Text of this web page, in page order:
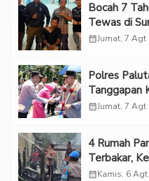
Bocah 7
Tewas di
Kekerasan
calendar_monthJumat, 7 Agt
Polres
Tanggapan
calendar_monthJumat, 7 Agt
‎4 Rumah
Terbakar,
calendar_monthKamis, 6